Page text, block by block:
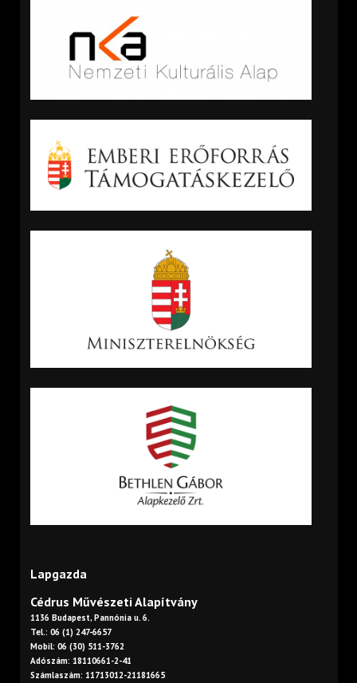
Lapgazda
Cédrus Művészeti Alapítvány
1136 Budapest, Pannónia u. 6.
Tel.: 06 (1) 247-6657
Mobil: 06 (30) 511-3762
Adószám: 18110661-2-41
Számlaszám: 11713012-21181665